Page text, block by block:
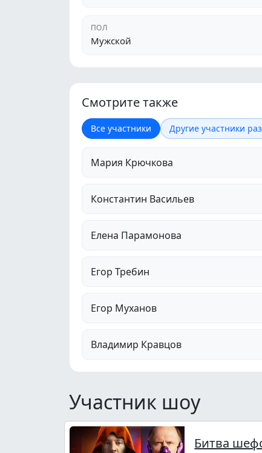
ПОЛ
Мужской
Смотрите также
Все участники Другие участники
Мария Крючкова
Константин Васильев
Елена Парамонова
Егор Требин
Егор Муханов
Владимир Кравцов
Участник шоу
Битва